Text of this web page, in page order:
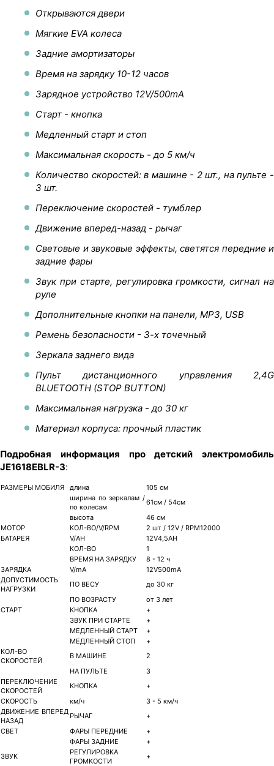
Открываются двери
Мягкие EVA колеса
Задние амортизаторы
Время на зарядку 10-12 часов
Зарядное устройство 12V/500mA
Старт - кнопка
Медленный старт и стоп
Максимальная скорость - до 5 км/ч
Количество скоростей: в машине - 2 шт., на пульте -
3 шт.
Переключение скоростей - тумблер
Движение вперед-назад - рычаг
Световые и звуковые эффекты, светятся передние и
задние фары
Звук при старте, регулировка громкости, сигнал на
руле
Дополнительные кнопки на панели, MP3, USB
Ремень безопасности - 3-х точечный
Зеркала заднего вида
Пульт дистанционного управления 2,4G
BLUETOOTH (STOP BUTTON)
Максимальная нагрузка - до 30 кг
Материал корпуса: прочный пластик
Подробная информация про детский электромобиль
JE1618EBLR-3:
РАЗМЕРЫ МОБИЛЯ длина
105 см
ширина по зеркалам /
по колесам
61см / 54см
высота
46 см
МОТОР
КОЛ-ВО/V/RPM
2 шт / 12V / RPM12000
БАТАРЕЯ
V/AH
12V4,5AH
КОЛ-ВО
1
ВРЕМЯ НА ЗАРЯДКУ
8 - 12 ч
ЗАРЯДКА
V/mA
12V500mA
ДОПУСТИМОСТЬ
НАГРУЗКИ
ПО ВЕСУ
до 30 кг
ПО ВОЗРАСТУ
от 3 лет
СТАРТ
КНОПКА
+
ЗВУК ПРИ СТАРТЕ
+
МЕДЛЕННЫЙ СТАРТ
+
МЕДЛЕННЫЙ СТОП
+
КОЛ-ВО
СКОРОСТЕЙ
В МАШИНЕ
2
НА ПУЛЬТЕ
3
ПЕРЕКЛЮЧЕНИЕ
СКОРОСТЕЙ
КНОПКА
+
СКОРОСТЬ
км/ч
3 - 5 км/ч
ДВИЖЕНИЕ ВПЕРЕД
НАЗАД
РЫЧАГ
+
СВЕТ
ФАРЫ ПЕРЕДНИЕ
+
ФАРЫ ЗАДНИЕ
+
ЗВУК
РЕГУЛИРОВКА
ГРОМКОСТИ
+